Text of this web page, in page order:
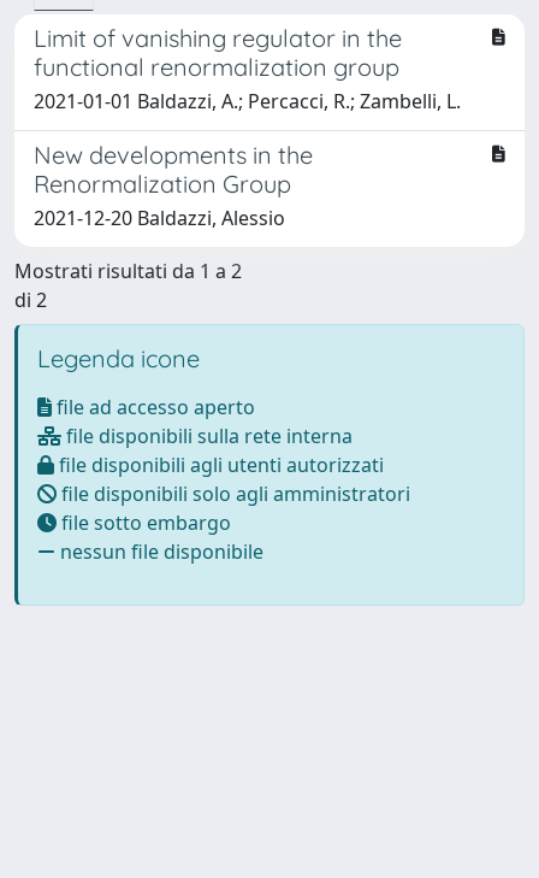
Limit of vanishing regulator in the
functional renormalization group
2021-01-01 Baldazzi, A.; Percacci, R.; Zambelli, L.
New developments in the
Renormalization Group
2021-12-20 Baldazzi, Alessio
Mostrati risultati da 1 a 2
di 2
Legenda icone
file ad accesso aperto
file disponibili sulla rete interna
file disponibili agli utenti autorizzati
file disponibili solo agli amministratori
file sotto embargo
nessun file disponibile